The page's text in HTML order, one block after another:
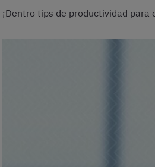
¡Dentro tips de productividad para